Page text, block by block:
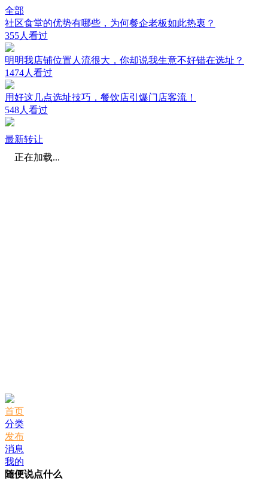
全部
社区食堂的优势有哪些，为何餐企老板如此热衷？
355人看过
明明我店铺位置人流很大，你却说我生意不好错在选址？
1474人看过
用好这几点选址技巧，餐饮店引爆门店客流！
548人看过
最新转让
正在加载...
首页
分类
发布
消息
我的
随便说点什么